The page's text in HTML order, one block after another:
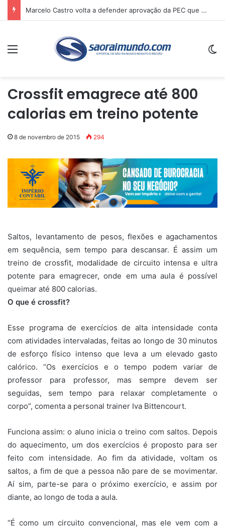
Marcelo Castro volta a defender aprovação da PEC que acaba com a escala 6×1 e avalia clima no Senado
Menu
Crossfit emagrece até 800
calorias em treino potente
8 de novembro de 2015 294
Saltos, levantamento de pesos, flexões e agachamentos
em sequência, sem tempo para descansar. É assim um
treino de crossfit, modalidade de circuito intensa e ultra
potente para emagrecer, onde em uma aula é possível
queimar até 800 calorias.
O que é crossfit?
Esse programa de exercícios de alta intensidade conta
com atividades intervaladas, feitas ao longo de 30 minutos
de esforço físico intenso que leva a um elevado gasto
calórico. “Os exercícios e o tempo podem variar de
professor para professor, mas sempre devem ser
seguidas, sem tempo para relaxar completamente o
corpo”, comenta a personal trainer Iva Bittencourt.
Funciona assim: o aluno inicia o treino com saltos. Depois
do aquecimento, um dos exercícios é proposto para ser
feito com intensidade. Ao fim da atividade, voltam os
saltos, a fim de que a pessoa não pare de se movimentar.
Aí sim, parte-se para o próximo exercício, e assim por
diante, ao longo de toda a aula.
“É como um circuito convencional, mas ele vem com a